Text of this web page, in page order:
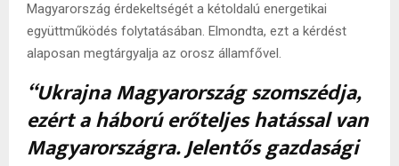
Magyarország érdekeltségét a kétoldalú energetikai
együttműködés folytatásában. Elmondta, ezt a kérdést
alaposan megtárgyalja az orosz államfővel.
“Ukrajna Magyarország szomszédja,
ezért a háború erőteljes hatással van
Magyarországra. Jelentős gazdasági